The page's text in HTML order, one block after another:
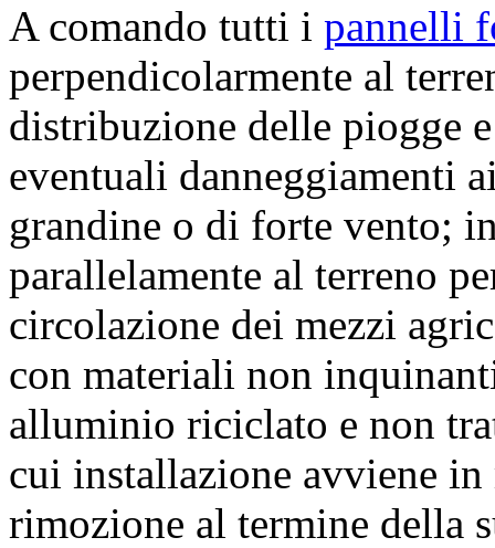
A comando tutti i pannelli
perpendicolarmente al
distribuzione delle piogge
eventuali danneggiamenti
grandine o di forte vento;
parallelamente al terreno
circolazione dei mezzi
con materiali non
alluminio riciclato e non
cui installazione avviene
rimozione al termine della